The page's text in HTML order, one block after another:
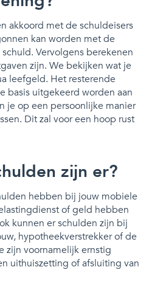
akkoord met de schuldeisers
kan worden met de
Vervolgens berekenen
zijn. We bekijken wat je
leefgeld. Het resterende
basis uitgekeerd worden aan
je op een persoonlijke manier
Dit zal voor een hoop rust
zijn er?
hebben bij jouw mobiele
of geld hebben
kunnen er schulden zijn bij
hypotheekverstrekker of de
zijn voornamelijk ernstig
uithuiszetting of afsluiting van